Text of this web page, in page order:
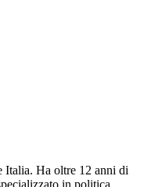
Italia. Ha oltre 12 anni di
in politica,